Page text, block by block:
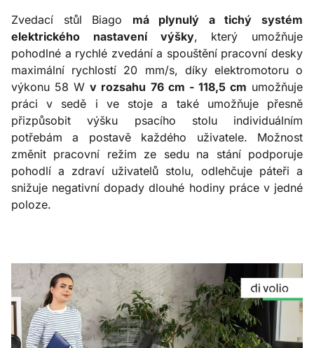
Zvedací stůl Biago má plynulý a tichý systém
elektrického nastavení výšky, který umožňuje
pohodlné a rychlé zvedání a spouštění pracovní desky
maximální rychlostí 20 mm/s, díky elektromotoru o
výkonu 58 Wv rozsahu 76 cm - 118,5 cm umožňuje
práci v sedě i ve stoje a také umožňuje přesně
přizpůsobit výšku psacího stolu individuálním
potřebám a postavě každého uživatele. Možnost
změnit pracovní režim ze sedu na stání podporuje
pohodlí a zdraví uživatelů stolu, odlehčuje páteři a
snižuje negativní dopady dlouhé hodiny práce v jedné
poloze.